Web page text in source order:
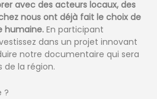
avec des acteurs locaux, des
nous ont déjà fait le choix de
humaine. En participant
dans un projet innovant
notre documentaire qui sera
de la région.
?